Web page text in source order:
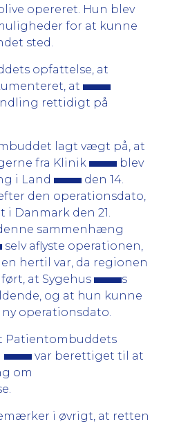
opereret. Hun blev
for at kunne
sted.
opfattelse, at
at
rettidigt på
lagt vægt på, at
fra Klinik
blev
i Land
den 14.
den operationsdato,
Danmark den 21.
sammenhæng
selv aflyste operationen,
hertil var, da regionen
at Sygehus
s
og at hun kunne
operationsdato.
Patientombuddets
var berettiget til at
om
i øvrigt, at retten